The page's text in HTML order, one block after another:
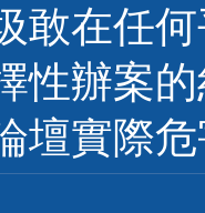
敢在任
性辦案
壇實際